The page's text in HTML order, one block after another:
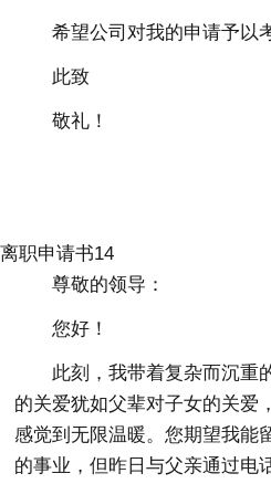
希望公司对我的申请予以
此致
敬礼！
离职申请书14
尊敬的领导：
您好！
此刻，我带着复杂而沉重
的关爱犹如父辈对子女的关爱
感觉到无限温暖。您期望我能
的事业，但昨日与父亲通过电